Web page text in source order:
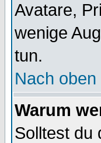
Avatare,
wenige
tun.
Nach oben
Warum
Solltest du